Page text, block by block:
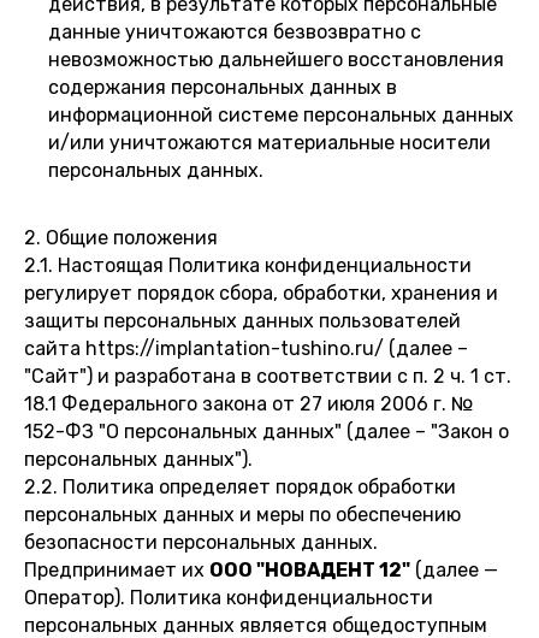
данные уничтожаются безвозвратно с
невозможностью дальнейшего восстановления
содержания персональных данных в
информационной системе персональных данных
и/или уничтожаются материальные носители
персональных данных.
2. Общие положения
2.1. Настоящая Политика конфиденциальности
регулирует порядок сбора, обработки, хранения и
защиты персональных данных пользователей
сайта https://implantation-tushino.ru/ (далее –
"Сайт") и разработана в соответствии с п. 2 ч. 1 ст.
18.1 Федерального закона от 27 июля 2006 г. №
152-ФЗ "О персональных данных" (далее – "Закон о
персональных данных").
2.2. Политика определяет порядок обработки
персональных данных и меры по обеспечению
безопасности персональных данных.
Предпринимает их ООО "НОВАДЕНТ 12" (далее —
Оператор). Политика конфиденциальности
персональных данных является общедоступным